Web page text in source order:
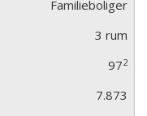
Familieboliger
3 rum
972
7.873